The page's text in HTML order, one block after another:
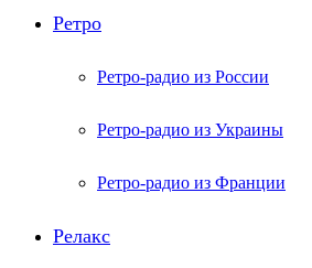
Ретро
Ретро-радио из России
Ретро-радио из Украины
Ретро-радио из Франции
Релакс